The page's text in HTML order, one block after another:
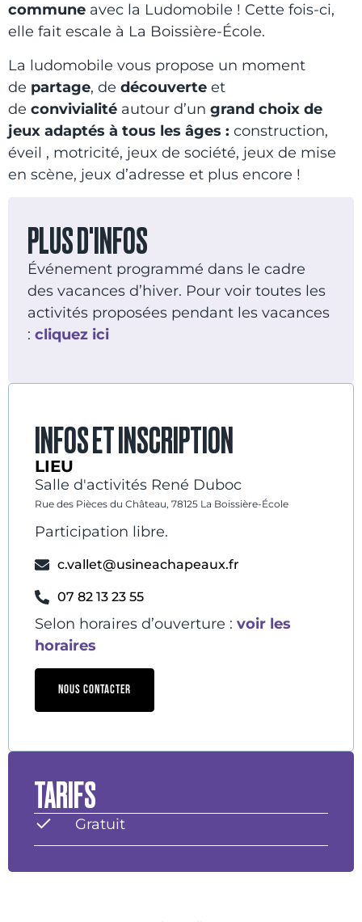
commune avec la Ludomobile ! Cette fois-ci,
elle fait escale à La Boissière-École.
La ludomobile vous propose un moment
de partage, de découverte et
de convivialité autour d’un grand choix de
jeux adaptés à tous les âges : construction,
éveil , motricité, jeux de société, jeux de mise
en scène, jeux d’adresse et plus encore !
PLUS D'INFOS
Événement programmé dans le cadre
des vacances d’hiver. Pour voir toutes les
activités proposées pendant les vacances
: cliquez ici
INFOS ET INSCRIPTION
LIEU
Salle d'activités René Duboc
Rue des Pièces du Château, 78125 La Boissière-École
Participation libre.
c.vallet@usineachapeaux.fr
07 82 13 23 55
Selon horaires d’ouverture : voir les
horaires
NOUS CONTACTER
TARIFS
Gratuit